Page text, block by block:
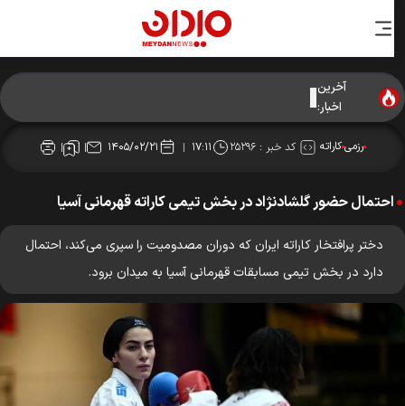
آخرین
اخبار:
لغو مسابقات کاراته رده‌های سنی آسیا
رزمیکاراته کد خبر : ۲۵۲۹۶ ۱۷:۱۱ ۱۴۰۵/۰۲/۲۱
احتمال حضور گلشادنژاد در بخش تیمی کاراته قهرمانی آسیا
دختر پرافتخار کاراته ایران که دوران مصدومیت را سپری می‌کند، احتمال
دارد در بخش تیمی مسابقات قهرمانی آسیا به میدان برود.